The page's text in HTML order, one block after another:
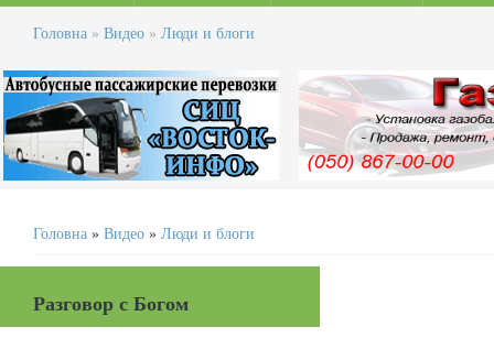
Головна » Видео » Люди и блоги
Головна » Видео » Люди и блоги
Разговор с Богом